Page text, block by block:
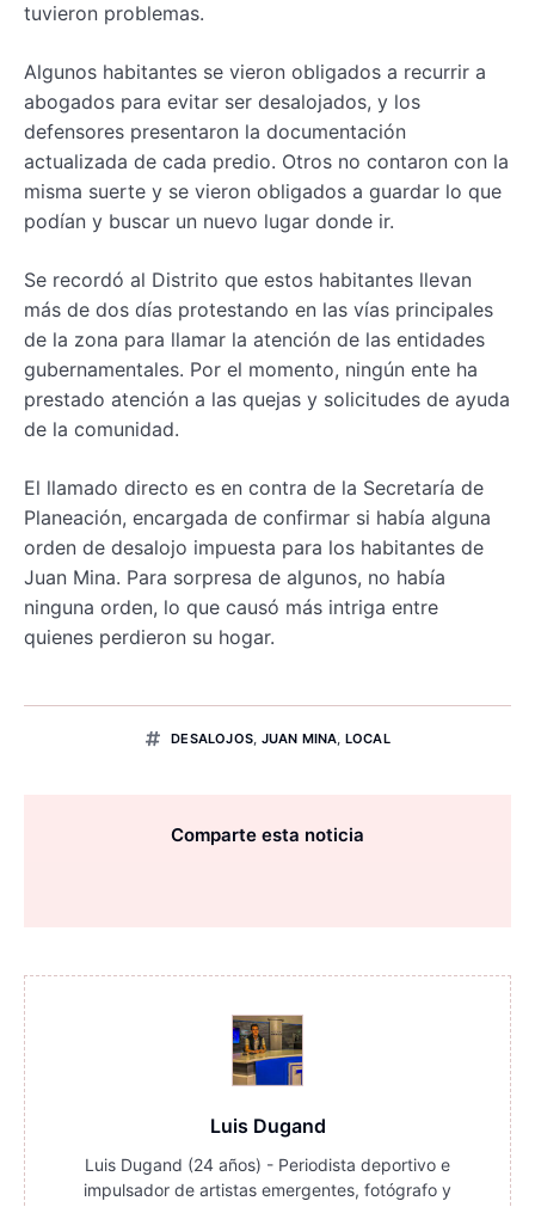
tuvieron problemas.
Algunos habitantes se vieron obligados a recurrir a
abogados para evitar ser desalojados, y los
defensores presentaron la documentación
actualizada de cada predio. Otros no contaron con la
misma suerte y se vieron obligados a guardar lo que
podían y buscar un nuevo lugar donde ir.
Se recordó al Distrito que estos habitantes llevan
más de dos días protestando en las vías principales
de la zona para llamar la atención de las entidades
gubernamentales. Por el momento, ningún ente ha
prestado atención a las quejas y solicitudes de ayuda
de la comunidad.
El llamado directo es en contra de la Secretaría de
Planeación, encargada de confirmar si había alguna
orden de desalojo impuesta para los habitantes de
Juan Mina. Para sorpresa de algunos, no había
ninguna orden, lo que causó más intriga entre
quienes perdieron su hogar.
DESALOJOS, JUAN MINA, LOCAL
Comparte esta noticia
Luis Dugand
Luis Dugand (24 años) - Periodista deportivo e
impulsador de artistas emergentes, fotógrafo y